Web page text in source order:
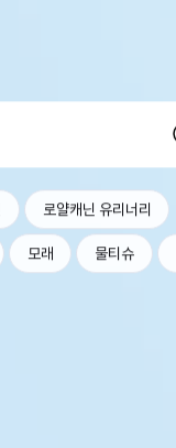
로얄캐닌 유리너리
모래 물티슈